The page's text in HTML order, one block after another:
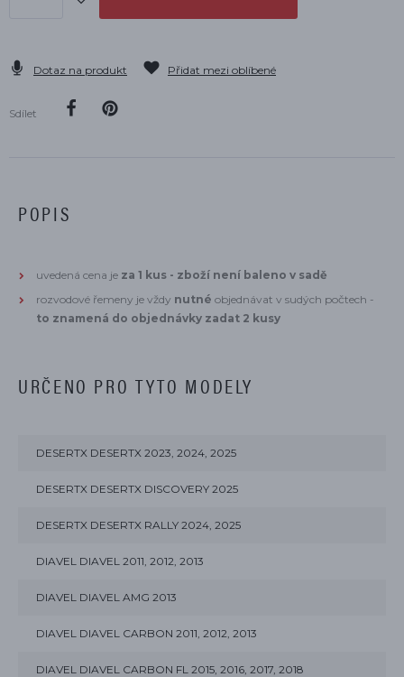
Dotaz na produkt Přidat mezi oblíbené
Sdílet
POPIS
uvedená cena je za 1 kus - zboží není baleno v sadě
rozvodové řemeny je vždy nutné objednávat v sudých počtech -
to znamená do objednávky zadat 2 kusy
URČENO PRO TYTO MODELY
DESERTX DESERTX 2023, 2024, 2025
DESERTX DESERTX DISCOVERY 2025
DESERTX DESERTX RALLY 2024, 2025
DIAVEL DIAVEL 2011, 2012, 2013
DIAVEL DIAVEL AMG 2013
DIAVEL DIAVEL CARBON 2011, 2012, 2013
DIAVEL DIAVEL CARBON FL 2015, 2016, 2017, 2018